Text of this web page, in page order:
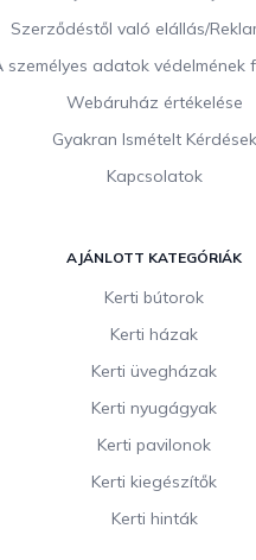
Szerződéstől való elállás/
személyes adatok védelmének
Webáruház értékelése
Gyakran Ismételt Kérdések
Kapcsolatok
AJÁNLOTT KATEGÓRIÁK
Kerti bútorok
Kerti házak
Kerti üvegházak
Kerti nyugágyak
Kerti pavilonok
Kerti kiegészítők
Kerti hinták